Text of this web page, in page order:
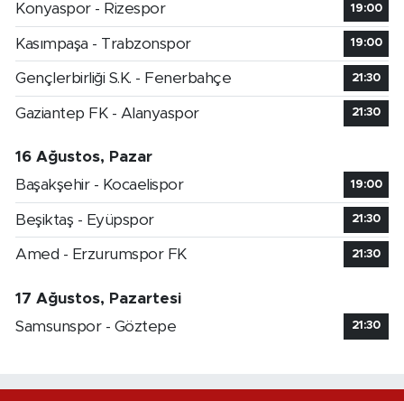
Konyaspor - Rizespor
19:00
Kasımpaşa - Trabzonspor 19:00
Gençlerbirliği S.K. - Fenerbahçe 21:30
Gaziantep FK - Alanyaspor 21:30
16 Ağustos, Pazar
Başakşehir - Kocaelispor
19:00
Beşiktaş - Eyüpspor 21:30
Amed - Erzurumspor FK 21:30
17 Ağustos, Pazartesi
Samsunspor - Göztepe
21:30